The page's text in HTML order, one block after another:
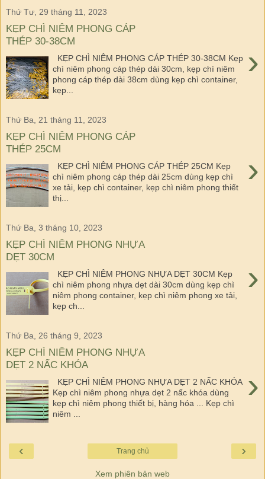
Thứ Tư, 29 tháng 11, 2023
KẸP CHÌ NIÊM PHONG CÁP
THÉP 30-38CM
›
KẸP CHÌ NIÊM PHONG CÁP THÉP 30-38CM Kẹp
chì niêm phong cáp thép dài 30cm, kẹp chì niêm
phong cáp thép dài 38cm dùng kẹp chì container,
kẹp...
Thứ Ba, 21 tháng 11, 2023
KẸP CHÌ NIÊM PHONG CÁP
THÉP 25CM
›
KẸP CHÌ NIÊM PHONG CÁP THÉP 25CM Kẹp
chì niêm phong cáp thép dài 25cm dùng kẹp chì
xe tải, kẹp chì container, kẹp chì niêm phong thiết
thị...
Thứ Ba, 3 tháng 10, 2023
KẸP CHÌ NIÊM PHONG NHỰA
DẸT 30CM
›
KẸP CHÌ NIÊM PHONG NHỰA DẸT 30CM Kẹp
chì niêm phong nhựa dẹt dài 30cm dùng kẹp chì
niêm phong container, kẹp chì niêm phong xe tải,
kẹp ch...
Thứ Ba, 26 tháng 9, 2023
KẸP CHÌ NIÊM PHONG NHỰA
DẸT 2 NẤC KHÓA
›
KẸP CHÌ NIÊM PHONG NHỰA DẸT 2 NẤC KHÓA
Kẹp chì niêm phong nhựa dẹt 2 nấc khóa dùng
kẹp chì niêm phong thiết bị, hàng hóa ... Kẹp chì
niêm ...
‹ ›
Trang chủ
Xem phiên bản web